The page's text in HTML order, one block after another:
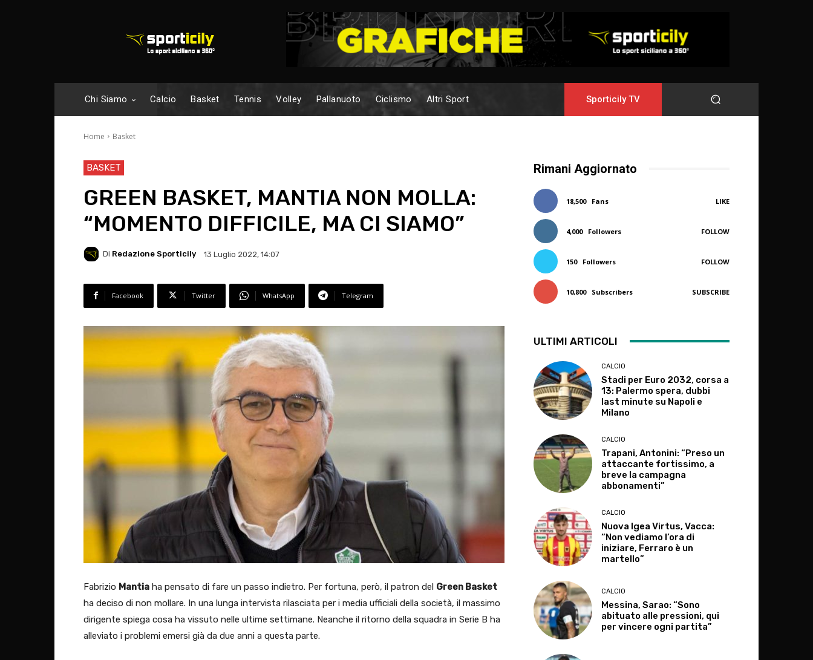
Chi Siamo Calcio Basket Tennis Volley Pallanuoto Ciclismo Altri Sport Sporticily TV
Home Basket
BASKET
GREEN BASKET, MANTIA NON MOLLA:
“MOMENTO DIFFICILE, MA CI SIAMO”
Di Redazione Sporticily 13 Luglio 2022, 14:07
Facebook Twitter WhatsApp Telegram
Fabrizio Mantia ha pensato di fare un passo indietro. Per fortuna, però, il patron del Green Basket
ha deciso di non mollare. In una lunga intervista rilasciata per i media ufficiali della società, il massimo
dirigente spiega cosa ha vissuto nelle ultime settimane. Neanche il ritorno della squadra in Serie B ha
alleviato i problemi emersi già da due anni a questa parte.
Rimani Aggiornato
18,500 Fans LIKE
4,000 Followers FOLLOW
150 Followers FOLLOW
10,800 Subscribers SUBSCRIBE
ULTIMI ARTICOLI
CALCIO
Stadi per Euro 2032, corsa a
13: Palermo spera, dubbi
last minute su Napoli e
Milano
CALCIO
Trapani, Antonini: “Preso un
attaccante fortissimo, a
breve la campagna
abbonamenti”
CALCIO
Nuova Igea Virtus, Vacca:
“Non vediamo l’ora di
iniziare, Ferraro è un
martello”
CALCIO
Messina, Sarao: “Sono
abituato alle pressioni, qui
per vincere ogni partita”